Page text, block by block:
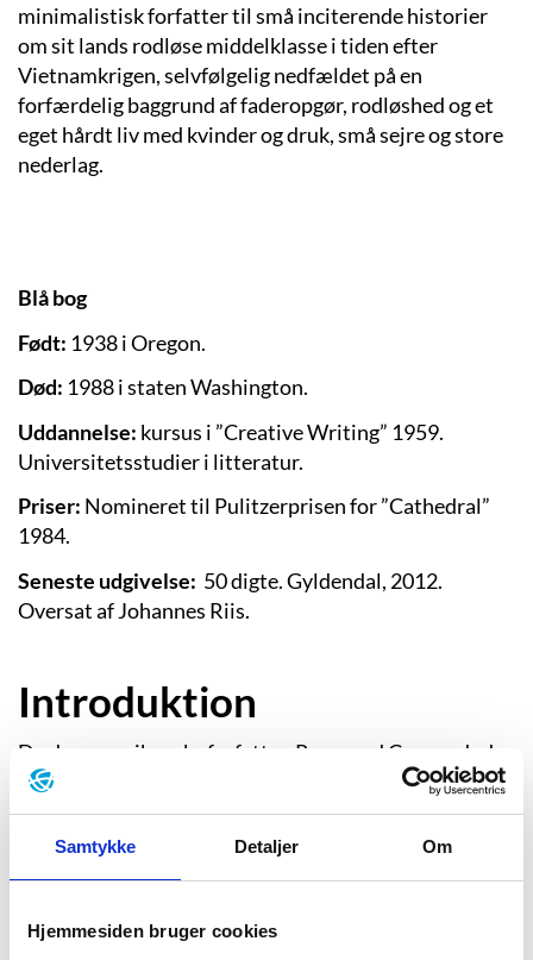
Samtykke Detaljer Om
Hjemmesiden bruger cookies
minimalistisk forfatter til små inciterende historier
om sit lands rodløse middelklasse i tiden efter
Vietnamkrigen, selvfølgelig nedfældet på en
forfærdelig baggrund af faderopgør, rodløshed og et
eget hårdt liv med kvinder og druk, små sejre og store
nederlag.
Blå bog
Født: 1938 i Oregon.
Død: 1988 i staten Washington.
Uddannelse: kursus i ”Creative Writing” 1959.
Universitetsstudier i litteratur.
Priser: Nomineret til Pulitzerprisen for ”Cathedral”
1984.
Seneste udgivelse: 50 digte. Gyldendal, 2012.
Oversat af Johannes Riis.
Introduktion
Da den amerikanske forfatter, Raymond Carver, døde
som 50årig i 1988 af en galopperende lungecancer, var
han allerede verdensberømt som den store fornyer af
den amerikanske kortprosa. Kolleger såsom Salman
inciterende historier om sit lands rodløse